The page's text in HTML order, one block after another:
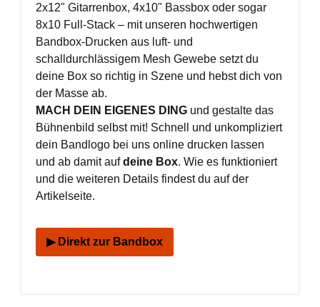
2x12" Gitarrenbox, 4x10" Bassbox oder sogar
8x10 Full-Stack – mit unseren hochwertigen
Bandbox-Drucken aus luft- und
schalldurchlässigem Mesh Gewebe setzt du
deine Box so richtig in Szene und hebst dich von
der Masse ab.
MACH DEIN EIGENES DING und gestalte das
Bühnenbild selbst mit! Schnell und unkompliziert
dein Bandlogo bei uns online drucken lassen
und ab damit aufdeine Box. Wie es funktioniert
und die weiteren Details findest du auf der
Artikelseite.
▶ Direkt zur Bandbox